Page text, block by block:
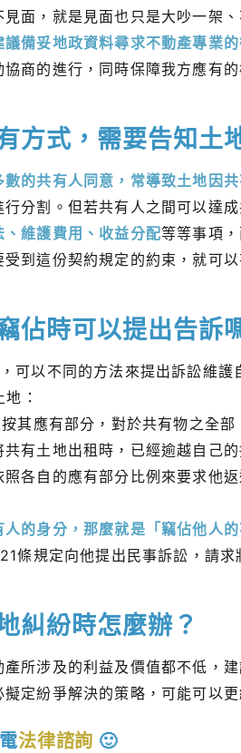
面，就是見面也只是大吵一架
備妥地政資料尋求不動產專業
商的進行，同時保障我方應有
方式，需要告知土
的共有人同意，常導致土地因
分割。但若共有人之間可以達
維護費用、收益分配等等事項
到這份契約規定的約束，就可
佔時可以提出告訴
可以不同的方法來提出訴訟維護
：
其應有部分，對於共有物之全
有土地出租時，已經逾越自己
各自的應有部分比例來要求他
的身分，那麼就是「竊佔他人的
條規定向他提出民事訴訟，請求
糾紛時怎麼辦？
所涉及的利益及價值都不低，
定紛爭解決的策略，可能可以
法律諮詢 🙂